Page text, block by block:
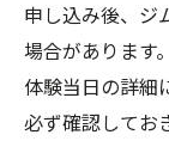
申し込み後、ジ
場合があります
体験当日の詳細
必ず確認してお